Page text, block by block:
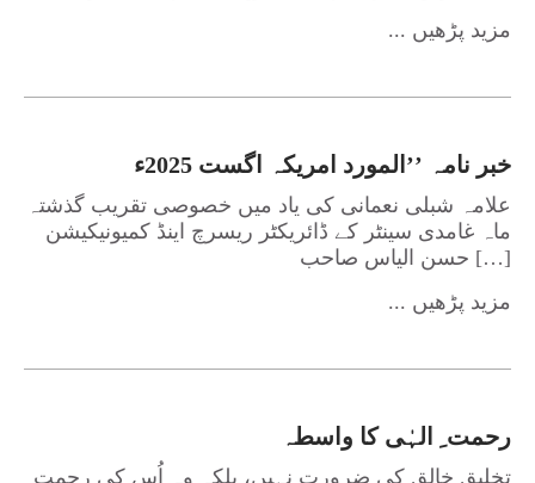
... مزید پڑھیں
خبر نامہ ’’المورد امریکہ اگست 2025ء
علامہ شبلی نعمانی کی یاد میں خصوصی تقریب گذشتہ
ماہ غامدی سینٹر کے ڈائریکٹر ریسرچ اینڈ کمیونیکیشن
حسن الیاس صاحب […]
... مزید پڑھیں
رحمت ِ الہٰی کا واسطہ
تخلیق خالق کی ضرورت نہیں، بلکہ وہ اُس کی رحمت